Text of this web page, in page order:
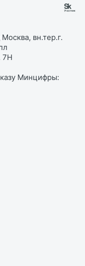
вн.тер.г.
7Н
Минцифры: